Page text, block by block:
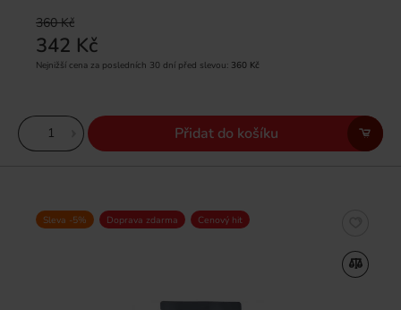
360 Kč
342 Kč
Nejnižší cena za posledních 30 dní před slevou: 360 Kč
Přidat do košíku
Sleva -5% Doprava zdarma Cenový hit